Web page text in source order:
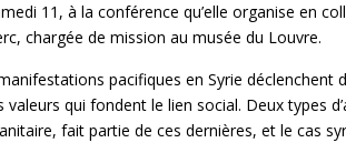
11, à la conférence qu’elle organise en
chargée de mission au musée du Louvre.
pacifiques en Syrie
qui fondent le lien social. Deux types
fait partie de ces dernières, et le cas